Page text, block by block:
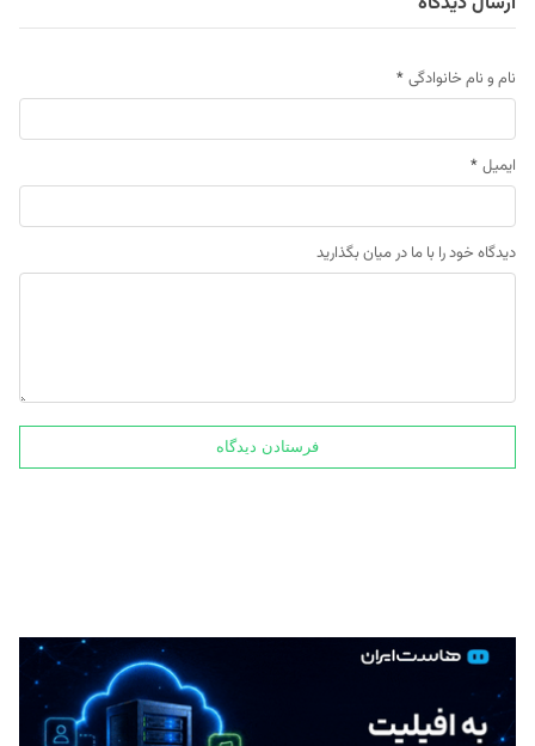
نام و نام خانوادگی *
ایمیل *
دیدگاه خود را با ما در میان بگذارید